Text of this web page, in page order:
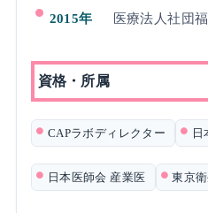
2015年 医療法人社団
資格・所属
CAPラボディレクター 日
日本医師会 産業医 東京